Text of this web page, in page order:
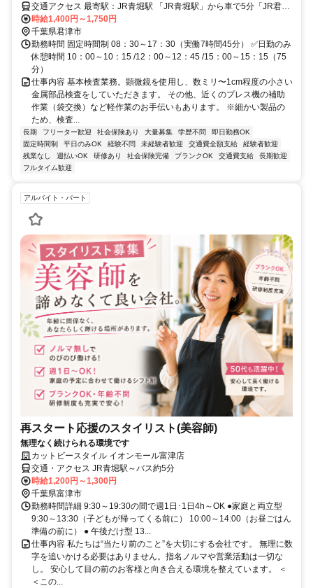
交通アクセス 最寄駅：JR青堀駅 「JR青堀駅」から車で5分「JR君津
駅」から車で10分 「JR木更津駅」から車で20分 ※車・バイク・自転
車通勤可能※交通費支給 無料駐車場あり 通勤可能エリア 君津市全
域・木更津市・富津市・袖ケ浦市・市原市
時給1,400円～1,750円
千葉県君津市
勤務時間 固定時間制 08：30～17：30（実働7時間45分） ✅️日勤のみ
休憩時間 10：00～10：15 /12：00～12：45 /15：00～15：15（75
分）
仕事内容 基本検査業務。顕微鏡を使用し、数ミリ〜1cm程度の小さい
金属部品検査をしていただきます。 その他、近くのプレス機の補助
作業（袋交換）など軽作業のお手伝いもあります。 ※細かい製品の
ため、検査...
長期 フリーター歓迎 社会保険あり 大量募集 学歴不問
即日勤務OK
固定時間制
平日のみOK 経験不問 未経験者歓迎 交通費全額支給
経験者歓迎
残業なし
週払いOK 研修あり 社会保険完備 ブランクOK 交通費支給
長期歓迎
フルタイム歓迎
アルバイト・パート
再スタート応援のスタイリスト(美容師)
無理なく続けられる環境です
カットビースタイル イオンモール富津店
交通・アクセス JR青堀駅～バス約5分
時給1,200円～1,300円
千葉県富津市
勤務時間詳細 9:30～19:30の間で週1日･1日4h～OK ●家庭と両立型
9:30～13:30（子どもが帰ってくる前に） 10:00～14:00（お昼ごはん
準備の前に） ● 午後だけ型 13...
仕事内容 私たちは“当たり前のこと”を大切にする会社です。 無理に数
字を追いかける必要はありません。指名ノルマや営業活動は一切な
し。 安心して目の前のお客様と向き合える環境を整えています。 ＜
＜この...